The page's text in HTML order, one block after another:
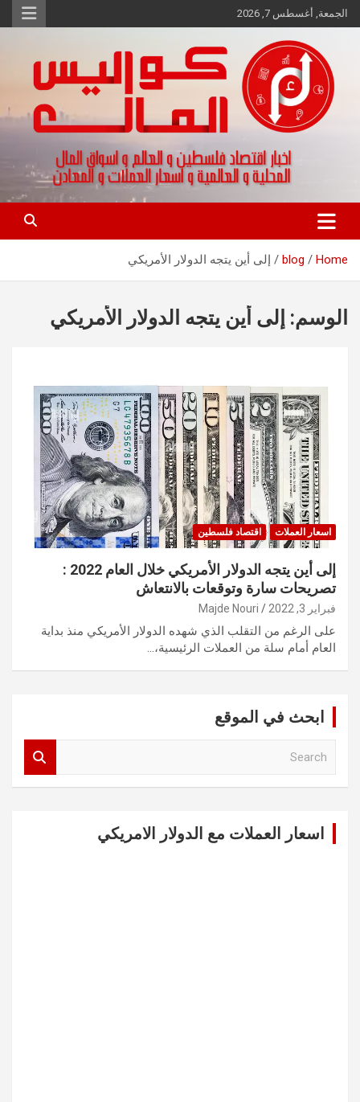
Skip
to
الجمعة, أغسطس 7, 2026
كواليس المال
اخبار اقتصاد فلسطين و العالم و تقارير اسواق المال و العملات
Home
blog إلى أين يتجه الدولار الأمريكي
الوسم: إلى أين يتجه الدولار الأمريكي
اسعار العملات اقتصاد فلسطين
إلى أين يتجه الدولار الأمريكي خلال العام 2022 :
تصريحات سارة وتوقعات بالانتعاش
فبراير 3, 2022 Majde Nouri
على الرغم من التقلب الذي شهده الدولار الأمريكي منذ بداية
العام أمام سلة من العملات الرئيسية،…
ابحث في الموقع
اسعار العملات مع الدولار الامريكي